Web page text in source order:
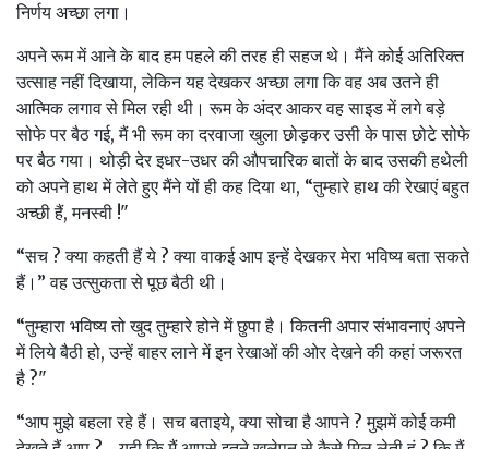
निर्णय अच्‍छा लगा।
अपने रूम में आने के बाद हम पहले की तरह ही सहज थे। मैंने कोई अति‍रिक्‍त
उत्‍साह नहीं दिखाया, लेकिन यह देखकर अच्‍छा लगा कि वह अब उतने ही
आत्मिक लगाव से मिल रही थी। रूम के अंदर आकर वह साइड में लगे बड़े
सोफे पर बैठ गई, मैं भी रूम का दरवाजा खुला छोड़कर उसी के पास छोटे सोफे
पर बैठ गया। थोड़ी देर इधर-उधर की औपचारिक बातों के बाद उसकी हथेली
को अपने हाथ में लेते हुए मैंने यों ही कह दिया था, “तुम्‍हारे हाथ की रेखाएं बहुत
अच्‍छी हैं, मनस्‍वी !"
“सच ? क्‍या कहती हैं ये ? क्‍या वाकई आप इन्‍हें देखकर मेरा भविष्‍य बता सकते
हैं।” वह उत्‍सुकता से पूछ बैठी थी।
“तुम्‍हारा भविष्‍य तो खुद तुम्‍हारे होने में छुपा है। कितनी अपार संभावनाएं अपने
में लिये बैठी हो, उन्‍हें बाहर लाने में इन रेखाओं की ओर देखने की कहां जरूरत
है ?"
“आप मुझे बहला रहे हैं। सच बताइये, क्‍या सोचा है आपने ? मुझमें कोई कमी